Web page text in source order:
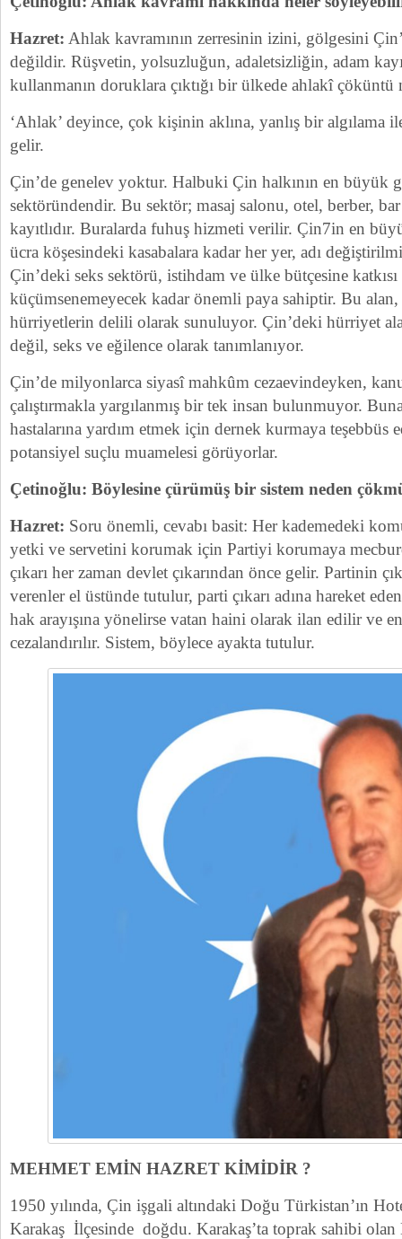
Hazret: Ahlak kavramının zerresinin izini, gölgesini
değildir. Rüşvetin, yolsuzluğun, adaletsizliğin, adam
kullanmanın doruklara çıktığı bir ülkede ahlakî çöküntü
‘Ahlak’ deyince, çok kişinin aklına, yanlış bir algılama
gelir.
Çin’de genelev yoktur. Halbuki Çin halkının en büyük
sektöründendir. Bu sektör; masaj salonu, otel, berber,
kayıtlıdır. Buralarda fuhuş hizmeti verilir. Çin7in en
ücra köşesindeki kasabalara kadar her yer, adı
Çin’deki seks sektörü, istihdam ve ülke bütçesine katkısı
küçümsenemeyecek kadar önemli paya sahiptir. Bu
hürriyetlerin delili olarak sunuluyor. Çin’deki hürriyet
değil, seks ve eğilence olarak tanımlanıyor.
Çin’de milyonlarca siyasî mahkûm cezaevindeyken,
çalıştırmakla yargılanmış bir tek insan bulunmuyor.
hastalarına yardım etmek için dernek kurmaya teşebbüs
potansiyel suçlu muamelesi görüyorlar.
Çetinoğlu: Böylesine çürümüş bir sistem neden
Hazret: Soru önemli, cevabı basit: Her kademedeki
yetki ve servetini korumak için Partiyi korumaya
çıkarı her zaman devlet çıkarından önce gelir. Partinin
verenler el üstünde tutulur, parti çıkarı adına hareket
hak arayışına yönelirse vatan haini olarak ilan edilir ve
cezalandırılır. Sistem, böylece ayakta tutulur.
MEHMET EMİN HAZRET KİMİDİR ?
1950 yılında, Çin işgali altındaki Doğu Türkistan’ın
Karakaş İlçesinde doğdu. Karakaş’ta toprak sahibi olan